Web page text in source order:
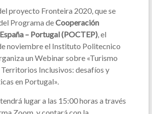
proyecto Fronteira 2020, que se
Programa deCooperación
– Portugal (POCTEP), el
noviembre el Instituto Politecnico
un Webinar sobre «Turismo
Inclusivos: desafíos y
en Portugal».
lugar a las 15:00 horas a través